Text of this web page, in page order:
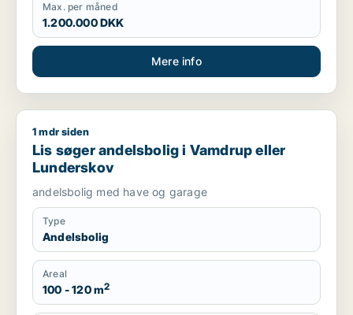
Max. per måned
1.200.000 DKK
Mere info
Lis søger andelsbolig i Vamdrup eller Lunderskov
1 mdr siden
Lis søger andelsbolig i Vamdrup eller
Lunderskov
andelsbolig med have og garage
Type
Andelsbolig
Areal
100 - 120 m2